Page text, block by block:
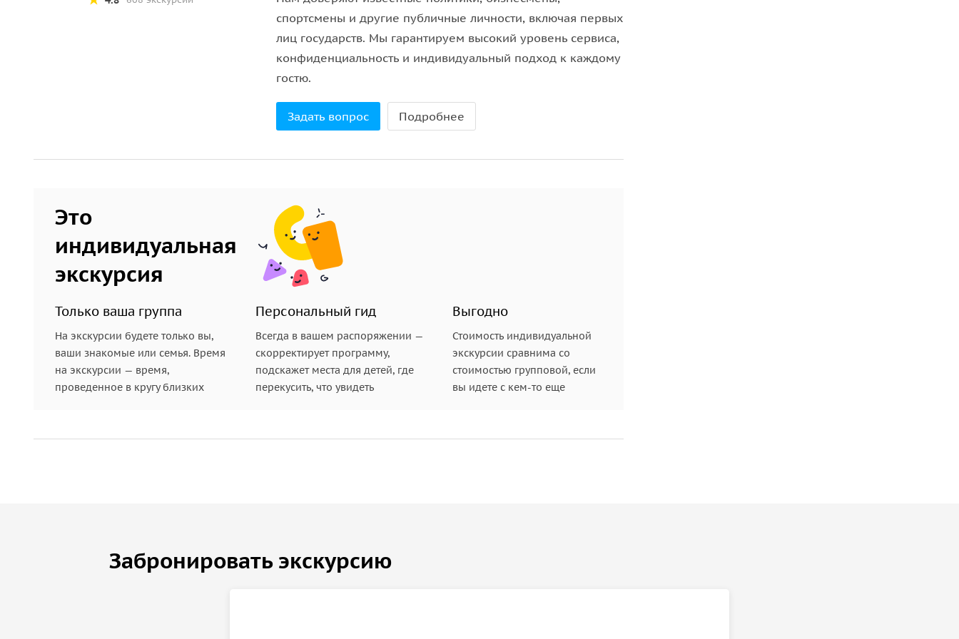
Мы заботимся о вашем комфорте и гибкости.
Это позволяет вам планировать путешествие без лишних волнений.
его знают местные жители, прочувствовать его энергетику и открыть для себя новые грани одного из
спортсмены и другие публичные личности, включая первых
лиц государств. Мы гарантируем высокий уровень сервиса,
конфиденциальность и индивидуальный подход к каждому
гостю.
Задать вопрос Подробнее
Это
индивидуальная
экскурсия
Только ваша группа
На экскурсии будете только вы,
ваши знакомые или семья. Время
на экскурсии — время,
проведенное в кругу близких
Персональный гид
Всегда в вашем распоряжении —
скорректирует программу,
подскажет места для детей, где
перекусить, что увидеть
Выгодно
Стоимость индивидуальной
экскурсии сравнима со
стоимостью групповой, если
вы идете с кем-то еще
Забронировать экскурсию